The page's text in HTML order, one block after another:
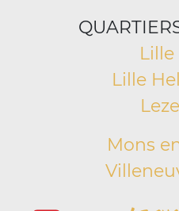
Lille
Lille
Mons